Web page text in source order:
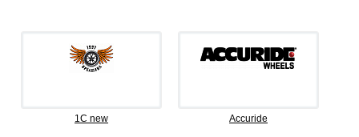
1C new Accuride